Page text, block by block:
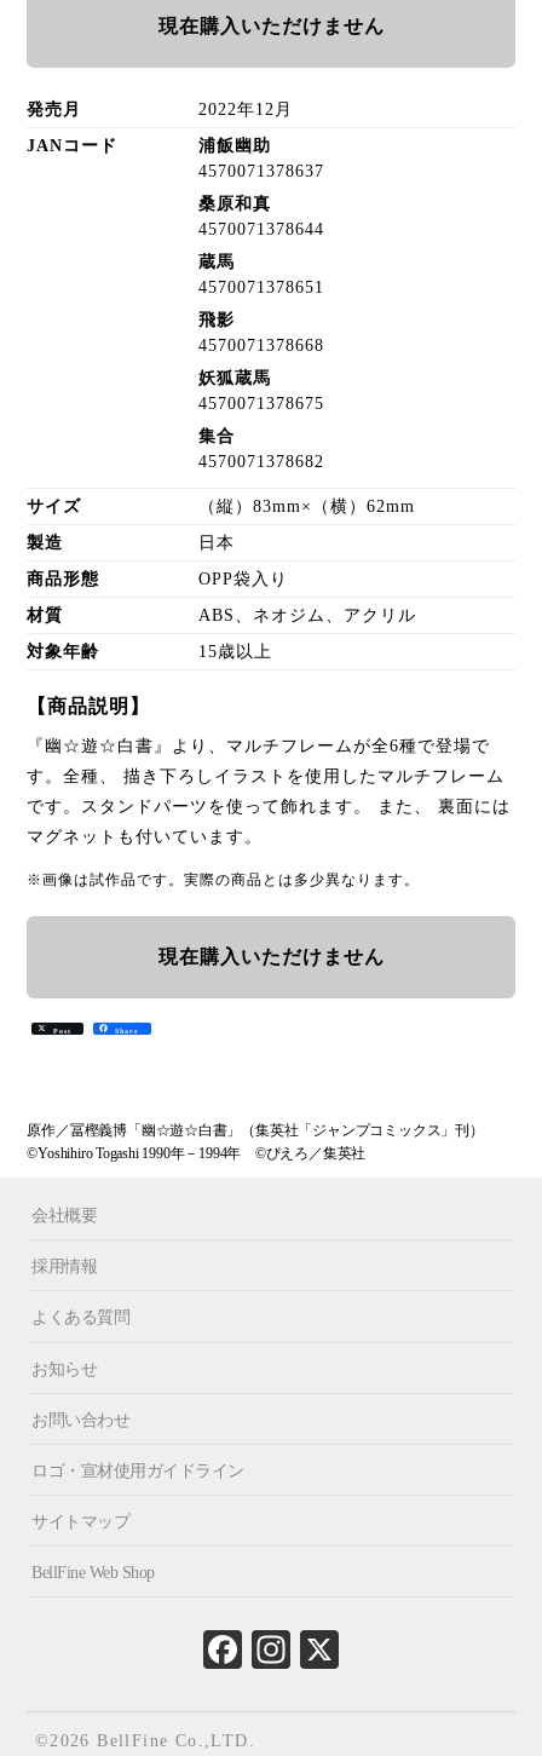
現在購入いただけません
発売月 2022年12月
JANコード
浦飯幽助
4570071378637
桑原和真
4570071378644
蔵馬
4570071378651
飛影
4570071378668
妖狐蔵馬
4570071378675
集合
4570071378682
サイズ （縦）83mm×（横）62mm
製造 日本
商品形態 OPP袋入り
材質 ABS、ネオジム、アクリル
対象年齢 15歳以上
【商品説明】
『幽☆遊☆白書』より、マルチフレームが全6種で登場で
す。全種、 描き下ろしイラストを使用したマルチフレーム
です。スタンドパーツを使って飾れます。 また、 裏面には
マグネットも付いています。
※画像は試作品です。実際の商品とは多少異なります。
現在購入いただけません
Post Share
原作／冨樫義博「幽☆遊☆白書」（集英社「ジャンプコミックス」刊）
©Yoshihiro Togashi 1990年－1994年 ©ぴえろ／集英社
会社概要
採用情報
よくある質問
お知らせ
お問い合わせ
ロゴ・宣材使用ガイドライン
サイトマップ
BellFine Web Shop
Fa
ce
ok
In
st
©2026 BellFine Co.,LTD.